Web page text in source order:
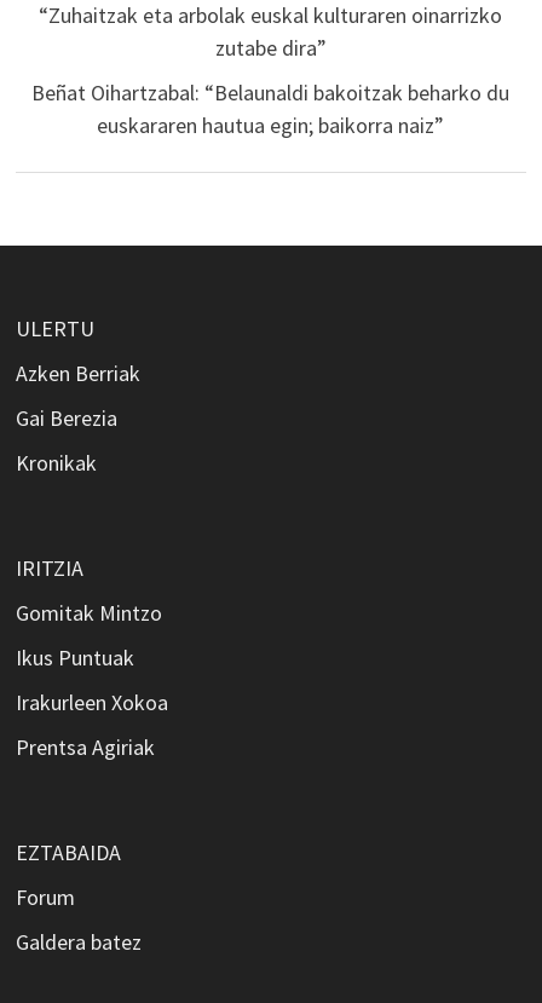
“Zuhaitzak eta arbolak euskal kulturaren oinarrizko
zutabe dira”
Beñat Oihartzabal: “Belaunaldi bakoitzak beharko du
euskararen hautua egin; baikorra naiz”
ULERTU
Azken Berriak
Gai Berezia
Kronikak
IRITZIA
Gomitak Mintzo
Ikus Puntuak
Irakurleen Xokoa
Prentsa Agiriak
EZTABAIDA
Forum
Galdera batez